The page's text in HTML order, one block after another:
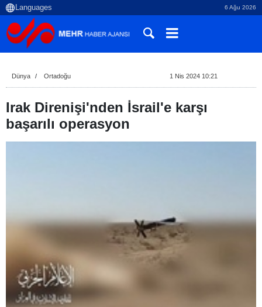
6 Ağu 2026
Dünya Ortadoğu 1 Nis 2024 10:21
Irak Direnişi'nden İsrail'e karşı
başarılı operasyon